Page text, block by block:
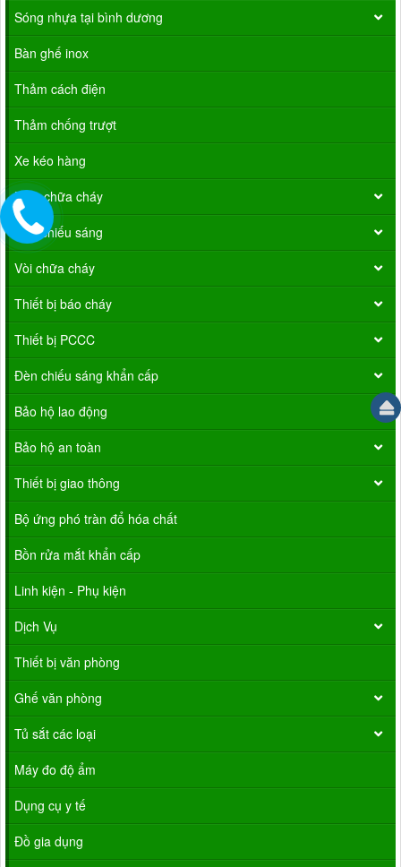
Sóng nhựa tại bình dương
Bàn ghế inox
Thảm cách điện
Thảm chống trượt
Xe kéo hàng
Bình chữa cháy
Đèn chiếu sáng
Vòi chữa cháy
Thiết bị báo cháy
Thiết bị PCCC
Đèn chiếu sáng khẩn cấp
Bảo hộ lao động
Bảo hộ an toàn
Thiết bị giao thông
Bộ ứng phó tràn đổ hóa chất
Bồn rửa mắt khẩn cấp
Linh kiện - Phụ kiện
Dịch Vụ
Thiết bị văn phòng
Ghế văn phòng
Tủ sắt các loại
Máy đo độ ẩm
Dụng cụ y tế
Đồ gia dụng